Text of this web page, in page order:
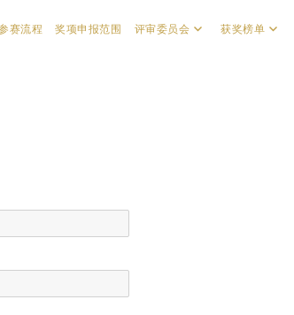
赛流程 奖项申报范围 评审委员会 获奖榜单